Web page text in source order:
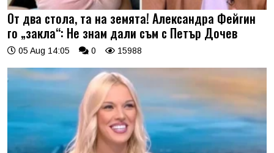
От два стола, та на земята! Александра Фейгин
го „закла“: Не знам дали съм с Петър Дочев
05 Aug 14:05 0 15988